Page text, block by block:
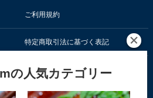
ご利用規約
特定商取引法に基づく表記
の人気カテゴリー